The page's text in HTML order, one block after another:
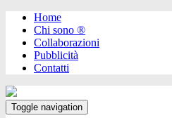
Home
Chi sono ®️
Collaborazioni
Pubblicità
Contatti
Toggle navigation